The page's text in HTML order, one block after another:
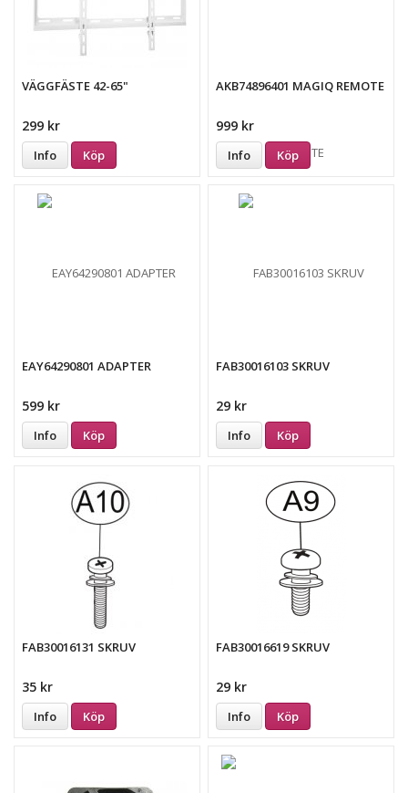
VÄGGFÄSTE 42-65"
299 kr
Info Köp
AKB74896401 MAGIQ REMOTE
999 kr
Info Köp
EAY64290801 ADAPTER
599 kr
Info Köp
FAB30016103 SKRUV
29 kr
Info Köp
FAB30016131 SKRUV
35 kr
Info Köp
FAB30016619 SKRUV
29 kr
Info Köp